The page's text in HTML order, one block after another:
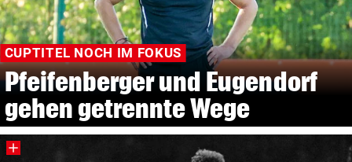
CUPTITEL NOCH IM FOKUS
Pfeifenberger und Eugendorf
gehen getrennte Wege